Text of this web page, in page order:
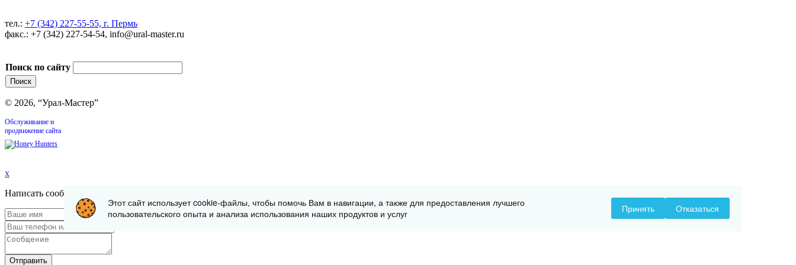
тел.: +7 (342) 227-55-55, г. Пермь
факс.: +7 (342) 227-54-54, info@ural-master.ru
Поиск по сайту
© 2026, “Урал-Мастер”
Обслуживание и
продвижение сайта
x
Написать сообщение
Отправить
Этот сайт использует cookie-файлы, чтобы помочь Вам в навигации, а также для предоставления лучшего
пользовательского опыта и анализа использования наших продуктов и услуг
Принять Отказаться